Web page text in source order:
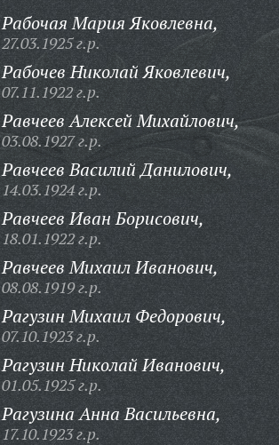
Рабочая Мария Яковлевна,
27.03.1925 г.р.
Рабочев Николай Яковлевич,
07.11.1922 г.р.
Равчеев Алексей Михайлович,
03.08.1927 г.р.
Равчеев Василий Данилович,
14.03.1924 г.р.
Равчеев Иван Борисович,
18.01.1922 г.р.
Равчеев Михаил Иванович,
08.08.1919 г.р.
Рагузин Михаил Федорович,
07.10.1923 г.р.
Рагузин Николай Иванович,
01.05.1925 г.р.
Рагузина Анна Васильевна,
17.10.1923 г.р.